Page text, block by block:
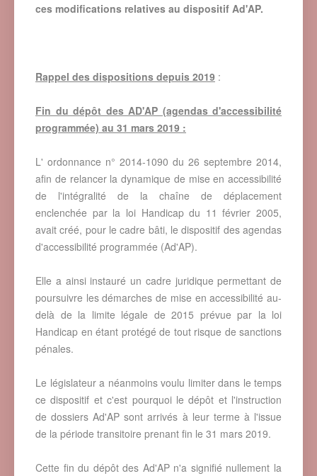
ces modifications relatives au dispositif Ad'AP.
Rappel des dispositions depuis 2019 :
Fin du dépôt des AD'AP (agendas d'accessibilité
programmée) au 31 mars 2019 :
L' ordonnance n° 2014-1090 du 26 septembre 2014,
afin de relancer la dynamique de mise en accessibilité
de l'intégralité de la chaîne de déplacement
enclenchée par la loi Handicap du 11 février 2005,
avait créé, pour le cadre bâti, le dispositif des agendas
d'accessibilité programmée (Ad'AP).
Elle a ainsi instauré un cadre juridique permettant de
poursuivre les démarches de mise en accessibilité au-
delà de la limite légale de 2015 prévue par la loi
Handicap en étant protégé de tout risque de sanctions
pénales.
Le législateur a néanmoins voulu limiter dans le temps
ce dispositif et c'est pourquoi le dépôt et l'instruction
de dossiers Ad'AP sont arrivés à leur terme à l'issue
de la période transitoire prenant fin le 31 mars 2019.
Cette fin du dépôt des Ad'AP n'a signifié nullement la